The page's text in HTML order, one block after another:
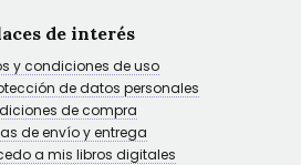
de interés
y condiciones de uso
de datos personales
de compra
de envío y entrega
a mis libros digitales